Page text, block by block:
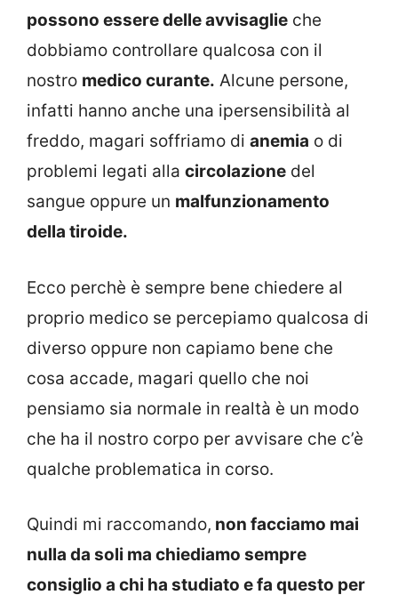
possono essere delle avvisaglie che
dobbiamo controllare qualcosa con il
nostro medico curante. Alcune persone,
infatti hanno anche una ipersensibilità al
freddo, magari soffriamo di anemia o di
problemi legati alla circolazione del
sangue oppure un malfunzionamento
della tiroide.
Ecco perchè è sempre bene chiedere al
proprio medico se percepiamo qualcosa di
diverso oppure non capiamo bene che
cosa accade, magari quello che noi
pensiamo sia normale in realtà è un modo
che ha il nostro corpo per avvisare che c’è
qualche problematica in corso.
Quindi mi raccomando, non facciamo mai
nulla da soli ma chiediamo sempre
consiglio a chi ha studiato e fa questo per